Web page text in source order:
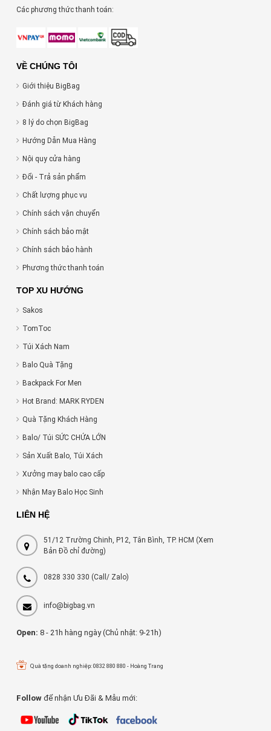
Các phương thức thanh toán:
VỀ CHÚNG TÔI
Giới thiệu BigBag
Đánh giá từ Khách hàng
8 lý do chọn BigBag
Hướng Dẫn Mua Hàng
Nội quy cửa hàng
Đổi - Trả sản phẩm
Chất lượng phục vụ
Chính sách vận chuyển
Chính sách bảo mật
Chính sách bảo hành
Phương thức thanh toán
TOP XU HƯỚNG
Sakos
TomToc
Túi Xách Nam
Balo Quà Tặng
Backpack For Men
Hot Brand: MARK RYDEN
Quà Tặng Khách Hàng
Balo/ Túi SỨC CHỨA LỚN
Sản Xuất Balo, Túi Xách
Xưởng may balo cao cấp
Nhận May Balo Học Sinh
LIÊN HỆ
51/12 Trường Chinh, P12, Tân Bình, TP. HCM (Xem
Bản Đồ chỉ đường)
0828 330 330 (Call/ Zalo)
info@bigbag.vn
Open: 8 - 21h hàng ngày (Chủ nhật: 9-21h)
Quà tặng doanh nghiệp: 0832 880 880 - Hoàng Trang
Follow để nhận Ưu Đãi & Mẫu mới: